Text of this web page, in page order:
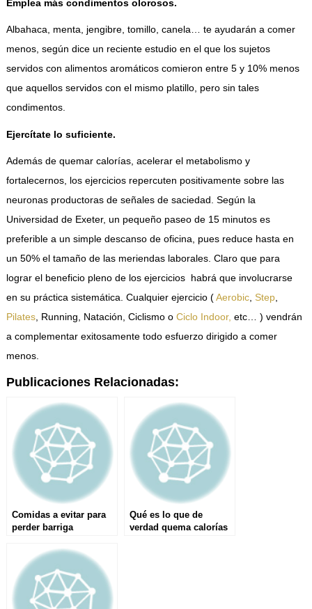
Emplea más condimentos olorosos.
Albahaca, menta, jengibre, tomillo, canela… te ayudarán a comer
menos, según dice un reciente estudio en el que los sujetos
servidos con alimentos aromáticos comieron entre 5 y 10% menos
que aquellos servidos con el mismo platillo, pero sin tales
condimentos.
Ejercítate lo suficiente.
Además de quemar calorías, acelerar el metabolismo y
fortalecernos, los ejercicios repercuten positivamente sobre las
neuronas productoras de señales de saciedad. Según la
Universidad de Exeter, un pequeño paseo de 15 minutos es
preferible a un simple descanso de oficina, pues reduce hasta en
un 50% el tamaño de las meriendas laborales. Claro que para
lograr el beneficio pleno de los ejercicios habrá que involucrarse
en su práctica sistemática. Cualquier ejercicio (Aerobic, Step,
Pilates, Running, Natación, Ciclismo o Ciclo Indoor, etc… ) vendrán
a complementar exitosamente todo esfuerzo dirigido a comer
menos.
Publicaciones Relacionadas:
Comidas a evitar para
perder barriga
Qué es lo que de
verdad quema calorías